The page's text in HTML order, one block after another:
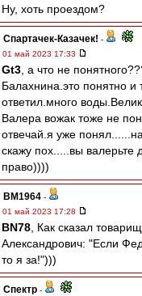
Ну, хоть проездом?
Спартачек-Казачек! -
01 май 2023 17:33
Gt3 , а что не
Балахнина.это понятно
ответил.много
Валера вожак тоже не
отвечай.я уже
скажу пох.....вы валерьте
право))))
BM1964 -
01 май 2023 17:28
BN78 , Как сказал
Александрович: "Если
то я за!")))
Спектр -